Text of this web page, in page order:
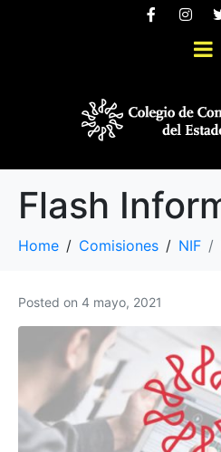
Flash
Home Comisiones NIF
Posted on 4 mayo, 2021